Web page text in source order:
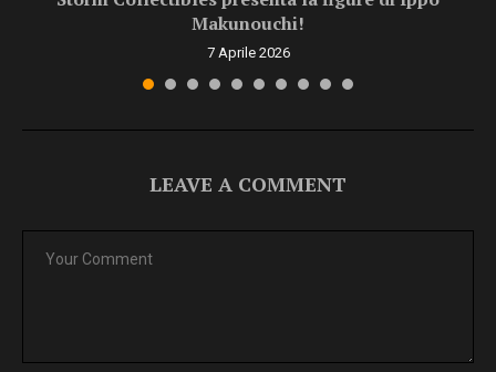
Makunouchi!
7 Aprile 2026
LEAVE A COMMENT